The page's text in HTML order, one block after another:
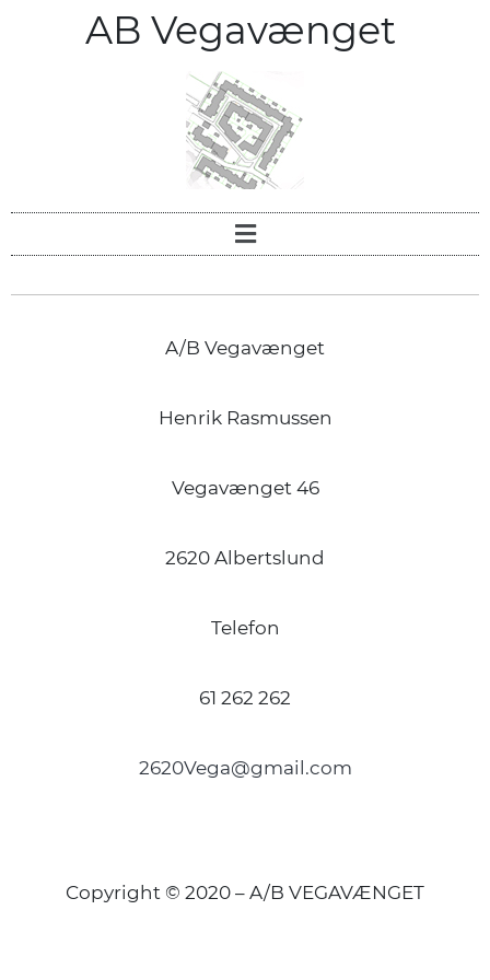
AB Vegavænget
A/B Vegavænget
Henrik Rasmussen
Vegavænget 46
2620 Albertslund
Telefon
61 262 262
2620Vega@gmail.com
Copyright © 2020 – A/B VEGAVÆNGET